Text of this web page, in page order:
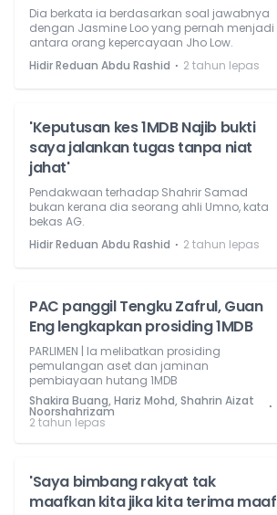
Dia berkata ia berdasarkan soal jawabnya
dengan Jasmine Loo yang pernah menjadi
antara orang kepercayaan Jho Low.
Hidir Reduan Abdu Rashid ⋅ 2 tahun lepas
'Keputusan kes 1MDB Najib bukti
saya jalankan tugas tanpa niat
jahat'
Pendakwaan terhadap Shahrir Samad
bukan kerana dia seorang ahli Umno, kata
bekas AG.
Hidir Reduan Abdu Rashid ⋅ 2 tahun lepas
PAC panggil Tengku Zafrul, Guan
Eng lengkapkan prosiding 1MDB
PARLIMEN | Ia melibatkan prosiding
pemulangan aset dan jaminan
pembiayaan hutang 1MDB
Shakira Buang, Hariz Mohd, Shahrin Aizat
Noorshahrizam ⋅
2 tahun lepas
'Saya bimbang rakyat tak
maafkan kita jika kita terima maaf